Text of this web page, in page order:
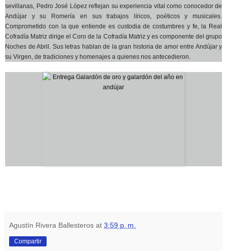
sevillanas, Pedro José López reflejan su experiencia vital como conocedor de
Andújar y su Romería en sus trabajos líricos, poéticos y musicales.
Comprometido con la que entiende es custodia de costumbres y fe, la Real
Cofradía Matriz dirige el Coro de la Cofradía Matriz y es componente del grupo
Noches de Abril. Sus letras hablan de la gran historia de amor entre Andújar y
su Virgen, de tradiciones y homenajes a quienes nos antecedieron
Agustín Rivera Ballesteros at 3:59 p. m.
Compartir